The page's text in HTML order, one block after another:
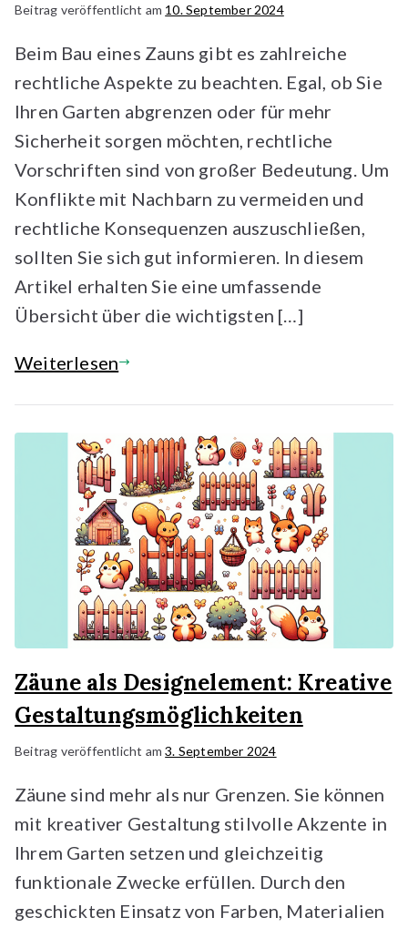
Beitrag veröffentlicht am 10. September 2024
Beim Bau eines Zauns gibt es zahlreiche
rechtliche Aspekte zu beachten. Egal, ob Sie
Ihren Garten abgrenzen oder für mehr
Sicherheit sorgen möchten, rechtliche
Vorschriften sind von großer Bedeutung. Um
Konflikte mit Nachbarn zu vermeiden und
rechtliche Konsequenzen auszuschließen,
sollten Sie sich gut informieren. In diesem
Artikel erhalten Sie eine umfassende
Übersicht über die wichtigsten […]
Weiterlesen
Zäune als Designelement: Kreative
Gestaltungsmöglichkeiten
Beitrag veröffentlicht am3. September 2024
Zäune sind mehr als nur Grenzen. Sie können
mit kreativer Gestaltung stilvolle Akzente in
Ihrem Garten setzen und gleichzeitig
funktionale Zwecke erfüllen. Durch den
geschickten Einsatz von Farben, Materialien